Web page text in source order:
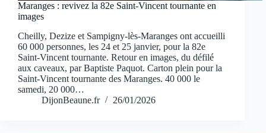
Maranges : revivez la 82e Saint-Vincent tournante en
images
Cheilly, Dezize et Sampigny-lès-Maranges ont accueilli
60 000 personnes, les 24 et 25 janvier, pour la 82e
Saint-Vincent tournante. Retour en images, du défilé
aux caveaux, par Baptiste Paquot. Carton plein pour la
Saint-Vincent tournante des Maranges. 40 000 le
samedi, 20 000…
DijonBeaune.fr
26/01/2026